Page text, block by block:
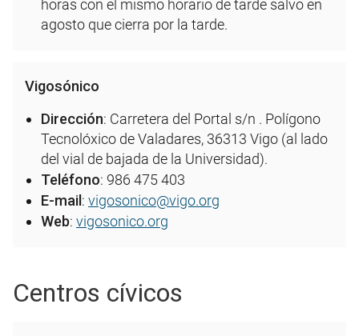
horas con el mismo horario de tarde salvo en
agosto que cierra por la tarde.
Vigosónico
Dirección: Carretera del Portal s/n . Polígono
Tecnolóxico de Valadares, 36313 Vigo (al lado
del vial de bajada de la Universidad).
Teléfono: 986 475 403
E-mail : vigosonico@vigo.org
Web: vigosonico.org
Centros cívicos